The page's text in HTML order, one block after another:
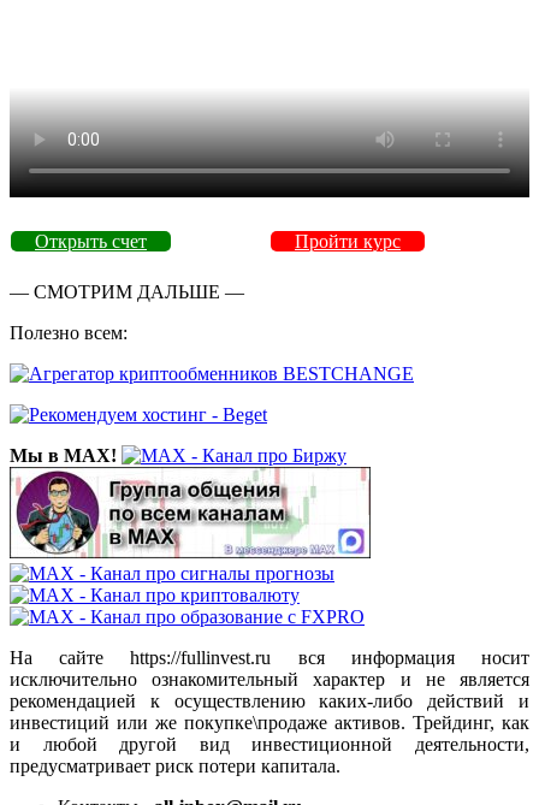
Открыть счет Пройти курс
— СМОТРИМ ДАЛЬШЕ —
Полезно всем:
Мы в MAX!
На сайте https://fullinvest.ru вся информация носит
исключительно ознакомительный характер и не является
рекомендацией к осуществлению каких-либо действий и
инвестиций или же покупке\продаже активов. Трейдинг, как
и любой другой вид инвестиционной деятельности,
предусматривает риск потери капитала.